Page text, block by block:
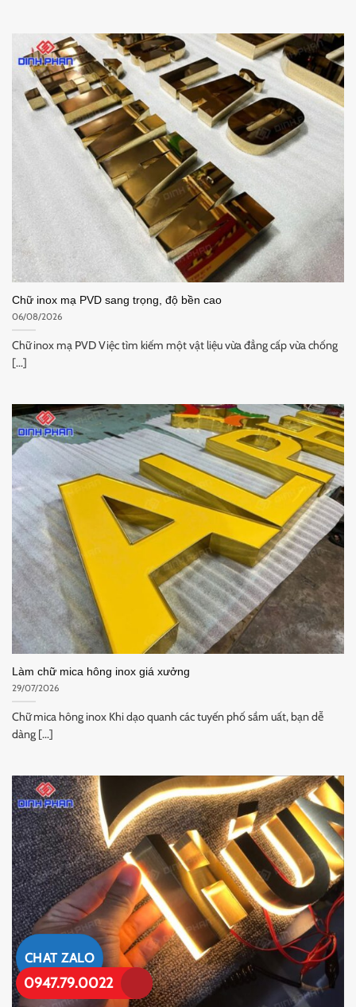
CHAT ZALO
0947.79.0022
Chữ inox mạ PVD sang trọng, độ bền cao
06/08/2026
Chữ inox mạ PVD Việc tìm kiếm một vật liệu vừa đẳng cấp vừa chống
[...]
Làm chữ mica hông inox giá xưởng
29/07/2026
Chữ mica hông inox Khi dạo quanh các tuyến phố sầm uất, bạn dễ
dàng [...]